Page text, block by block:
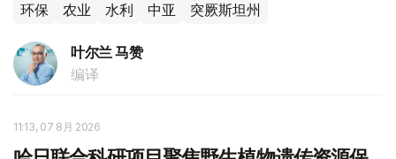
环保 农业 水利 中亚 突厥斯坦州
叶尔兰 马赞
编译
11:13, 07 8月 2026